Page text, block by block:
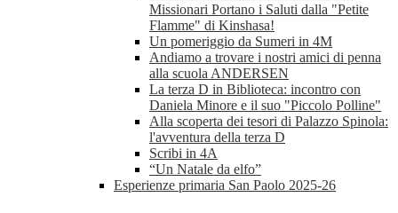
Missionari Portano i Saluti dalla "Petite
Flamme" di Kinshasa!
Un pomeriggio da Sumeri in 4M
Andiamo a trovare i nostri amici di penna
alla scuola ANDERSEN
La terza D in Biblioteca: incontro con
Daniela Minore e il suo "Piccolo Polline"
Alla scoperta dei tesori di Palazzo Spinola:
l'avventura della terza D
Scribi in 4A
“Un Natale da elfo”
Esperienze primaria San Paolo 2025-26